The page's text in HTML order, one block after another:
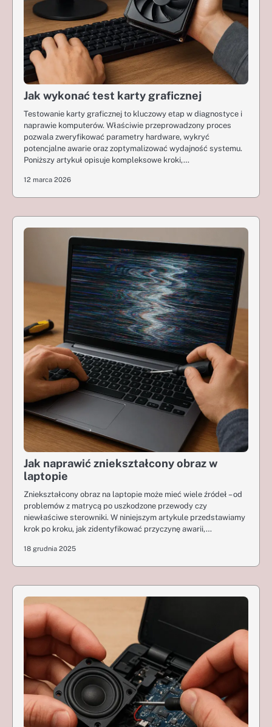
Jak wykonać test karty graficznej
Testowanie karty graficznej to kluczowy etap w diagnostyce i
naprawie komputerów. Właściwie przeprowadzony proces
pozwala zweryfikować parametry hardware, wykryć
potencjalne awarie oraz zoptymalizować wydajność systemu.
Poniższy artykuł opisuje kompleksowe kroki,…
12 marca 2026
Jak naprawić zniekształcony obraz w
laptopie
Zniekształcony obraz na laptopie może mieć wiele źródeł – od
problemów z matrycą po uszkodzone przewody czy
niewłaściwe sterowniki. W niniejszym artykule przedstawiamy
krok po kroku, jak zidentyfikować przyczynę awarii,…
18 grudnia 2025